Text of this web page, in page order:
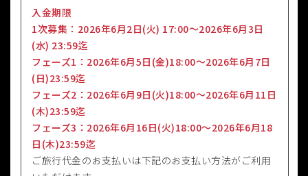
入金期限
1次募集：2026年6月2日(火) 17:00〜2026年6月3日
(水) 23:59迄
フェーズ1：2026年6月5日(金)18:00～2026年6月7日
(日)23:59迄
フェーズ2：2026年6月9日(火)18:00～2026年6月11日
(木)23:59迄
フェーズ3：2026年6月16日(火)18:00～2026年6月18
日(木)23:59迄
ご旅行代金のお支払いは下記のお支払い方法がご利用